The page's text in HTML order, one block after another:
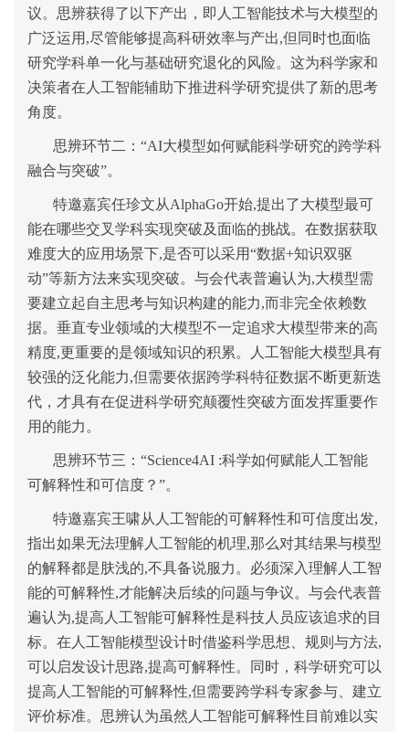
议。思辨获得了以下产出，即人工智能技术与大模型的
广泛运用,尽管能够提高科研效率与产出,但同时也面临
研究学科单一化与基础研究退化的风险。这为科学家和
决策者在人工智能辅助下推进科学研究提供了新的思考
角度。
思辨环节二：“AI大模型如何赋能科学研究的跨学科
融合与突破”。
特邀嘉宾任珍文从AlphaGo开始,提出了大模型最可
能在哪些交叉学科实现突破及面临的挑战。在数据获取
难度大的应用场景下,是否可以采用“数据+知识双驱
动”等新方法来实现突破。与会代表普遍认为,大模型需
要建立起自主思考与知识构建的能力,而非完全依赖数
据。垂直专业领域的大模型不一定追求大模型带来的高
精度,更重要的是领域知识的积累。人工智能大模型具有
较强的泛化能力,但需要依据跨学科特征数据不断更新迭
代，才具有在促进科学研究颠覆性突破方面发挥重要作
用的能力。
思辨环节三：“Science4AI :科学如何赋能人工智能
可解释性和可信度？”。
特邀嘉宾王啸从人工智能的可解释性和可信度出发,
指出如果无法理解人工智能的机理,那么对其结果与模型
的解释都是肤浅的,不具备说服力。必须深入理解人工智
能的可解释性,才能解决后续的问题与争议。与会代表普
遍认为,提高人工智能可解释性是科技人员应该追求的目
标。在人工智能模型设计时借鉴科学思想、规则与方法,
可以启发设计思路,提高可解释性。同时，科学研究可以
提高人工智能的可解释性,但需要跨学科专家参与、建立
评价标准。思辨认为虽然人工智能可解释性目前难以实